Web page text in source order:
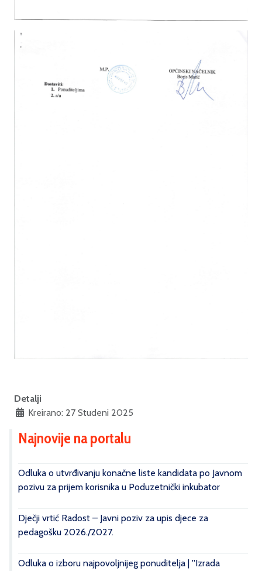
Detalji
Kreirano: 27 Studeni 2025
Najnovije na portalu
Odluka o utvrđivanju konačne liste kandidata po Javnom
pozivu za prijem korisnika u Poduzetnički inkubator
Dječji vrtić Radost – Javni poziv za upis djece za
pedagošku 2026./2027.
Odluka o izboru najpovoljnijeg ponuditelja | ''Izrada